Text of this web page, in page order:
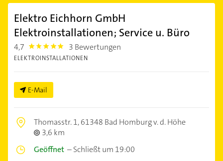
Elektro Eichhorn GmbH
Elektroinstallationen; Service u. Büro
4,7 4.7000003 3 Bewertungen
ELEKTROINSTALLATIONEN
E-Mail
Thomasstr. 1,61348 Bad Homburg v. d. Höhe
3,6 km
Geöffnet –Schließt um 19:00